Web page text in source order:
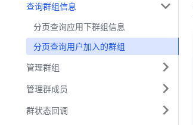
查询群组信息
分页查询应用下群组信息
分页查询用户加入的群组
管理群组
管理群成员
群状态回调